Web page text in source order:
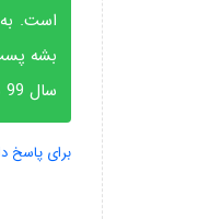
است.
بشه
سال 99 هم قرار می گیرد.
برای پاسخ